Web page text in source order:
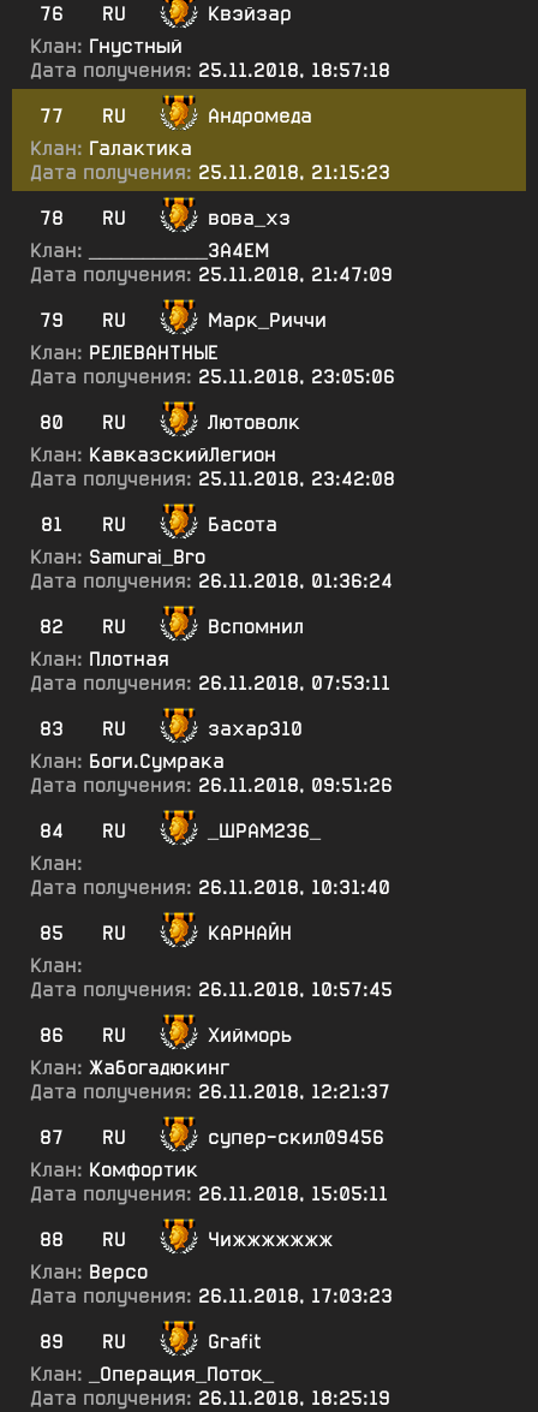
76
RU
Квэйзар
Клан: Гнустный
Дата получения: 25.11.2018, 18:57:18
77
RU
Андромеда
Клан: Галактика
Дата получения: 25.11.2018, 21:15:23
78
RU
вова_хз
Клан:
___________ЗА4ЕМ
Дата получения: 25.11.2018, 21:47:09
79
RU
Марк_Риччи
Клан: РЕЛЕВАНТНЫЕ
Дата получения: 25.11.2018, 23:05:06
80
RU
Лютоволк
Клан: КавказскийЛегион
Дата получения: 25.11.2018, 23:42:08
81
RU
Басота
Клан: Samurai_Bro
Дата получения: 26.11.2018, 01:36:24
82
RU
Вспомнил
Клан: Плотная
Дата получения: 26.11.2018, 07:53:11
83
RU
захар310
Клан: Боги.Сумрака
Дата получения: 26.11.2018, 09:51:26
84
RU
_ШРАМ236_
Клан:
Дата получения: 26.11.2018, 10:31:40
85
RU
КАРНАЙН
Клан:
Дата получения: 26.11.2018, 10:57:45
86
RU
Хийморь
Клан: Жабогадюкинг
Дата получения: 26.11.2018, 12:21:37
87
RU
супер-скил09456
Клан: Комфортик
Дата получения: 26.11.2018, 15:05:11
88
RU
Чижжжжжжж
Клан: Версо
Дата получения: 26.11.2018, 17:03:23
89
RU
Grafit
Клан:
_Операция_Поток_
Дата получения: 26.11.2018, 18:25:19